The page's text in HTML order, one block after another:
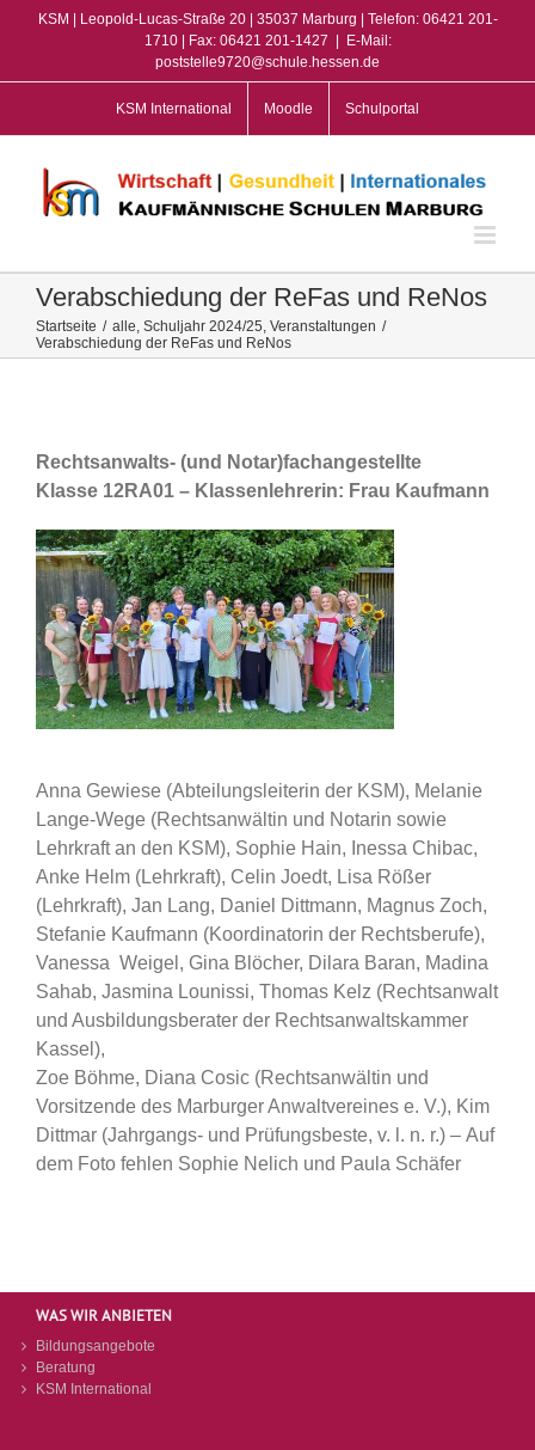
KSM | Leopold-Lucas-Straße 20 | 35037 Marburg | Telefon: 06421 201-
1710 | Fax: 06421 201-1427
E-Mail:
poststelle9720@schule.hessen.de
KSM International Moodle Schulportal
Verabschiedung der ReFas und ReNos
Startseite / alle, Schuljahr 2024/25, Veranstaltungen /
Verabschiedung der ReFas und ReNos
Rechtsanwalts- (und Notar)fachangestellte
Klasse 12RA01 – Klassenlehrerin: Frau Kaufmann
Anna Gewiese (Abteilungsleiterin der KSM), Melanie
Lange-Wege (Rechtsanwältin und Notarin sowie
Lehrkraft an den KSM), Sophie Hain, Inessa Chibac,
Anke Helm (Lehrkraft), Celin Joedt, Lisa Rößer
(Lehrkraft), Jan Lang, Daniel Dittmann, Magnus Zoch,
Stefanie Kaufmann (Koordinatorin der Rechtsberufe),
Vanessa Weigel, Gina Blöcher, Dilara Baran, Madina
Sahab, Jasmina Lounissi, Thomas Kelz (Rechtsanwalt
und Ausbildungsberater der Rechtsanwaltskammer
Kassel),
Zoe Böhme, Diana Cosic (Rechtsanwältin und
Vorsitzende des Marburger Anwaltvereines e. V.), Kim
Dittmar (Jahrgangs- und Prüfungsbeste, v. l. n. r.) – Auf
dem Foto fehlen Sophie Nelich und Paula Schäfer
WAS WIR ANBIETEN
Bildungsangebote
Beratung
KSM International